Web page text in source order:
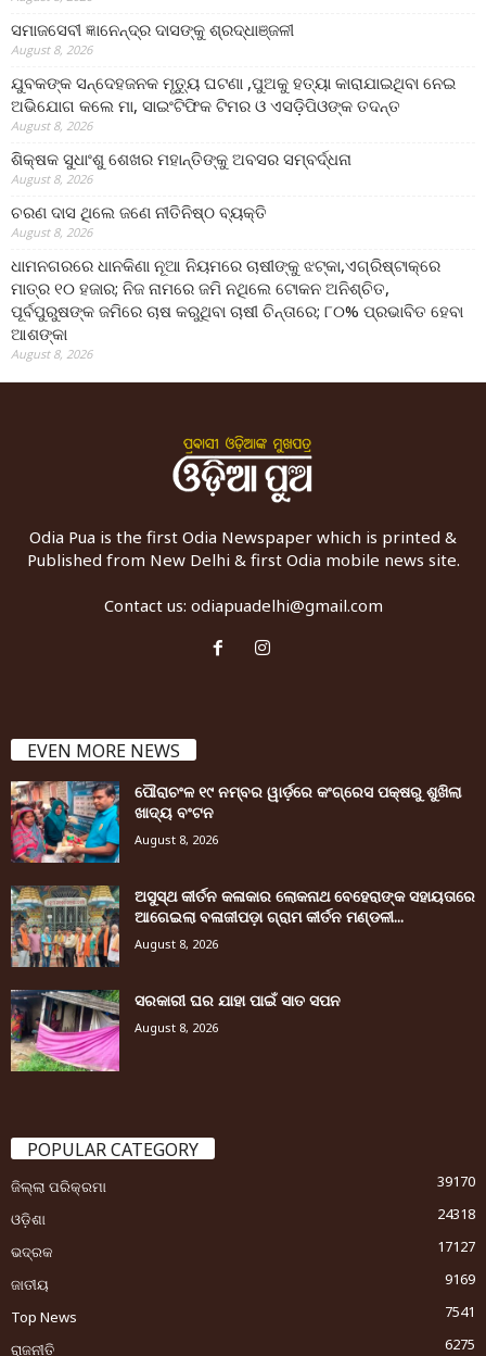
ସମାଜସେବୀ ଜ୍ଞାନେନ୍ଦ୍ର ଦାସଙ୍କୁ ଶ୍ରଦ୍ଧାଞ୍ଜଳୀ
August 8, 2026
ଯୁବକଙ୍କ ସନ୍ଦେହଜନକ ମୃତ୍ୟୁ ଘଟଣା ,ପୁଅକୁ ହତ୍ୟା କାରାଯାଇଥିବା ନେଇ
ଅଭିଯୋଗ କଲେ ମା, ସାଇଂଟିଫିକ ଟିମର ଓ ଏସଡ଼ିପିଓଙ୍କ ତଦନ୍ତ
August 8, 2026
ଶିକ୍ଷକ ସୁଧାଂଶୁ ଶେଖର ମହାନ୍ତିଙ୍କୁ ଅବସର ସମ୍ବର୍ଦ୍ଧନା
August 8, 2026
ଚରଣ ଦାସ ଥିଲେ ଜଣେ ନୀତିନିଷ୍ଠ ବ୍ୟକ୍ତି
August 8, 2026
ଧାମନଗରରେ ଧାନକିଣା ନୂଆ ନିୟମରେ ଚାଷୀଙ୍କୁ ଝଟ୍‌କା,ଏଗ୍ରିଷ୍ଟାକ୍‌ରେ
ମାତ୍ର ୧୦ ହଜାର; ନିଜ ନାମରେ ଜମି ନଥିଲେ ଟୋକନ ଅନିଶ୍ଚିତ,
ପୂର୍ବପୁରୁଷଙ୍କ ଜମିରେ ଚାଷ କରୁଥିବା ଚାଷୀ ଚିନ୍ତାରେ; ୮୦% ପ୍ରଭାବିତ ହେବା
ଆଶଙ୍କା
August 8, 2026
Odia Pua is the first Odia Newspaper which is printed &
Published from New Delhi & first Odia mobile news site.
Contact us: odiapuadelhi@gmail.com
EVEN MORE NEWS
ପୌରାଚଂଳ ୧୯ ନମ୍ବର ୱାର୍ଡ଼ରେ କଂଗ୍ରେସ ପକ୍ଷରୁ ଶୁଖିଲା
ଖାଦ୍ୟ ବଂଟନ
August 8, 2026
ଅସୁସ୍ଥ କୀର୍ତନ କଳାକାର ଲୋକନାଥ ବେହେରାଙ୍କ ସହାୟତାରେ
ଆଗେଇଲା ବଳାଜୀପଡ଼ା ଗ୍ରାମ କୀର୍ତନ ମଣ୍ଡଳୀ...
August 8, 2026
ସରକାରୀ ଘର ଯାହା ପାଇଁ ସାତ ସପନ
August 8, 2026
POPULAR CATEGORY
ଜିଲ୍ଲା ପରିକ୍ରମା
39170
ଓଡ଼ିଶା
24318
ଭଦ୍ରକ
17127
ଜାତୀୟ
9169
Top News
7541
ରାଜନୀତି
6275